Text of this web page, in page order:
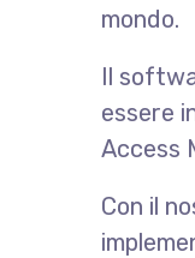
mondo.
Il
essere
Access
Con il